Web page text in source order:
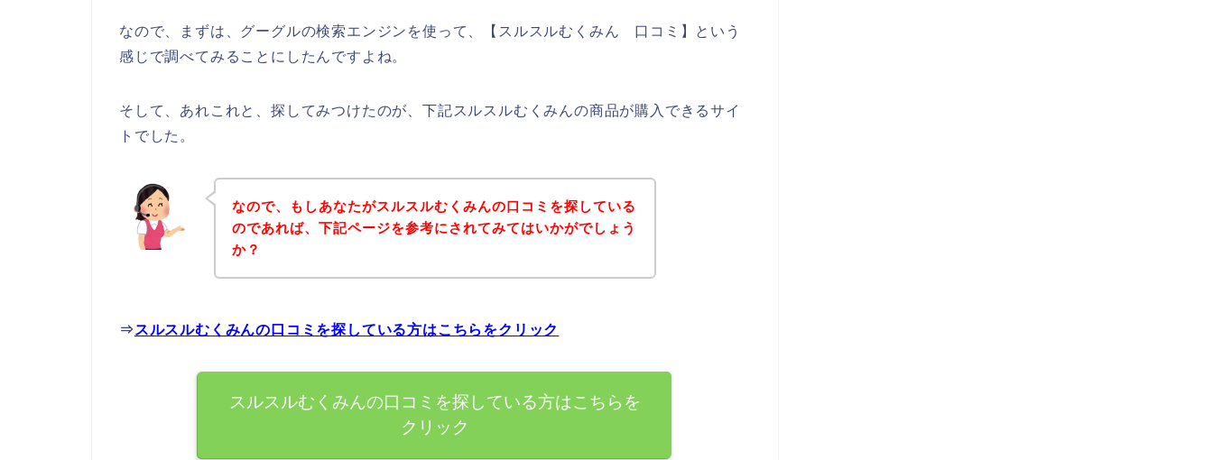
なので、まずは、グーグルの検索エンジンを使って、【スルスルむくみん 口コミ】という
感じで調べてみることにしたんですよね。
そして、あれこれと、探してみつけたのが、下記スルスルむくみんの商品が購入できるサイ
トでした。
なので、もしあなたがスルスルむくみんの口コミを探している
のであれば、下記ページを参考にされてみてはいかがでしょう
か？
⇒ スルスルむくみんの口コミを探している方はこちらをクリック
スルスルむくみんの口コミを探している方はこちらを
クリック